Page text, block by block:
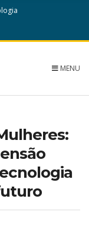
MENU